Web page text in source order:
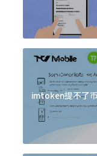
imtoken提不了